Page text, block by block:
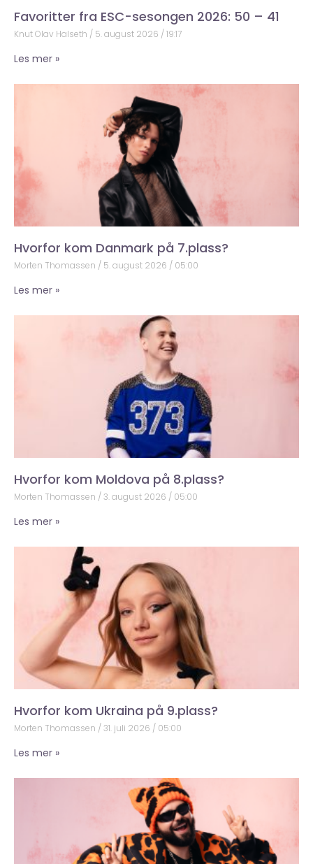
Favoritter fra ESC-sesongen 2026: 50 – 41
Knut Olav Halseth 5. august 2026 19:17
Les mer »
Hvorfor kom Danmark på 7.plass?
Morten Thomassen 5. august 2026 05:00
Les mer »
Hvorfor kom Moldova på 8.plass?
Morten Thomassen 3. august 2026 05:00
Les mer »
Hvorfor kom Ukraina på 9.plass?
Morten Thomassen 31. juli 2026 05:00
Les mer »